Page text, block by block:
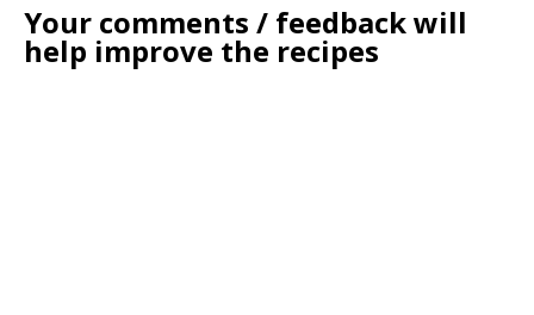
Your comments / feedback will
help improve the recipes